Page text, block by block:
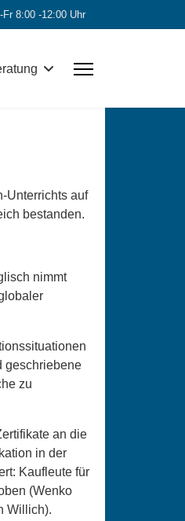
Fr 8:00 -12:00 Uhr
Unterrichts auf
bestanden.
nimmt
geschriebene
zu
an die
in der
Kaufleute für
(Wenko
Willich).